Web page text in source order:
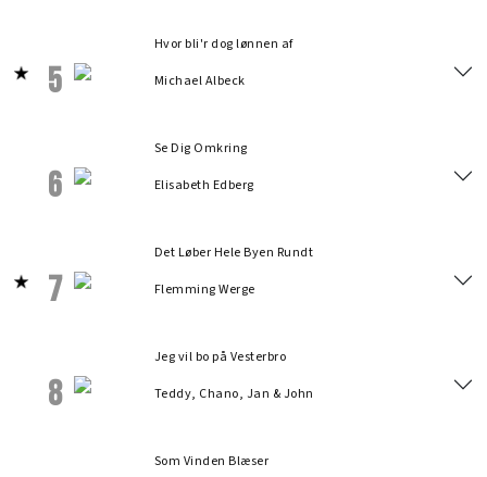
5
Hvor bli'r dog lønnen af
Michael Albeck
6
Se Dig Omkring
Elisabeth Edberg
7
Det Løber Hele Byen Rundt
Flemming Werge
8
Jeg vil bo på Vesterbro
Teddy, Chano, Jan & John
Som Vinden Blæser